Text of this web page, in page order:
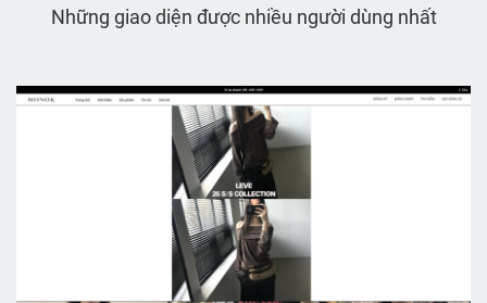
Những giao diện được nhiều người dùng nhất